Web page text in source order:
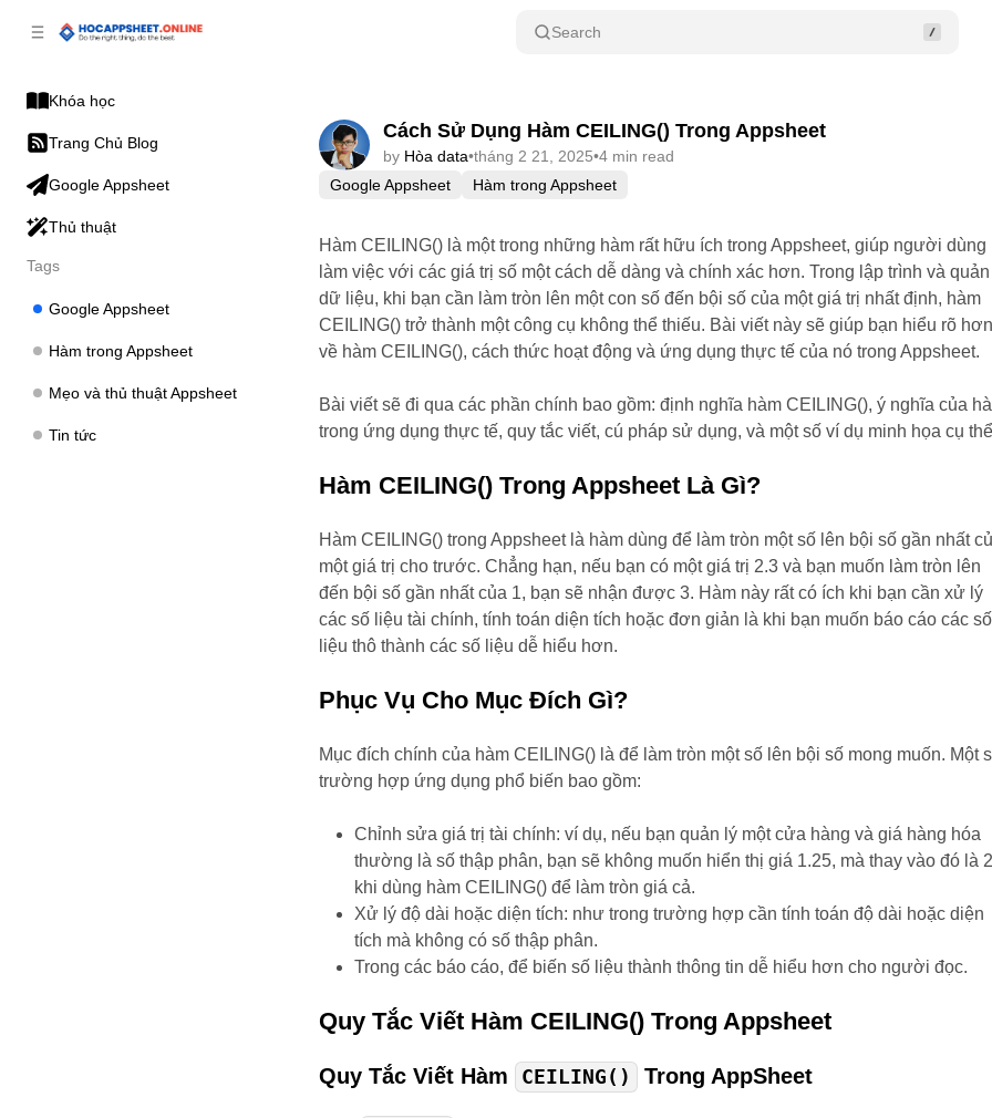
Search
Khóa học
Trang Chủ Blog
Google Appsheet
Thủ thuật
Tags
Google Appsheet
Hàm trong Appsheet
Mẹo và thủ thuật Appsheet
Tin tức
Cách Sử Dụng Hàm CEILING() Trong Appsheet
by Hòa data•tháng 2 21, 2025•4 min read
Google Appsheet
Hàm trong Appsheet
Hàm CEILING() là một trong những hàm rất hữu ích trong Appsheet, giúp người dùng
làm việc với các giá trị số một cách dễ dàng và chính xác hơn. Trong lập trình và
dữ liệu, khi bạn cần làm tròn lên một con số đến bội số của một giá trị nhất định, hàm
CEILING() trở thành một công cụ không thể thiếu. Bài viết này sẽ giúp bạn hiểu rõ
về hàm CEILING(), cách thức hoạt động và ứng dụng thực tế của nó trong Appsheet.
Bài viết sẽ đi qua các phần chính bao gồm: định nghĩa hàm CEILING(), ý nghĩa của
trong ứng dụng thực tế, quy tắc viết, cú pháp sử dụng, và một số ví dụ minh họa cụ
Hàm CEILING() Trong Appsheet Là Gì?
Hàm CEILING() trong Appsheet là hàm dùng để làm tròn một số lên bội số gần nhất
một giá trị cho trước. Chẳng hạn, nếu bạn có một giá trị 2.3 và bạn muốn làm tròn lên
đến bội số gần nhất của 1, bạn sẽ nhận được 3. Hàm này rất có ích khi bạn cần xử lý
các số liệu tài chính, tính toán diện tích hoặc đơn giản là khi bạn muốn báo cáo các số
liệu thô thành các số liệu dễ hiểu hơn.
Phục Vụ Cho Mục Đích Gì?
Mục đích chính của hàm CEILING() là để làm tròn một số lên bội số mong muốn. Một
trường hợp ứng dụng phổ biến bao gồm:
Chỉnh sửa giá trị tài chính: ví dụ, nếu bạn quản lý một cửa hàng và giá hàng hóa
thường là số thập phân, bạn sẽ không muốn hiển thị giá 1.25, mà thay vào đó là
khi dùng hàm CEILING() để làm tròn giá cả.
Xử lý độ dài hoặc diện tích: như trong trường hợp cần tính toán độ dài hoặc diện
tích mà không có số thập phân.
Trong các báo cáo, để biến số liệu thành thông tin dễ hiểu hơn cho người đọc.
Quy Tắc Viết Hàm CEILING() Trong Appsheet
Quy Tắc Viết Hàm CEILING() Trong AppSheet